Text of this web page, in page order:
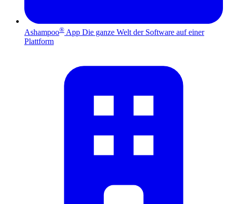
Ashampoo® App Die ganze Welt der Software auf einer
Plattform